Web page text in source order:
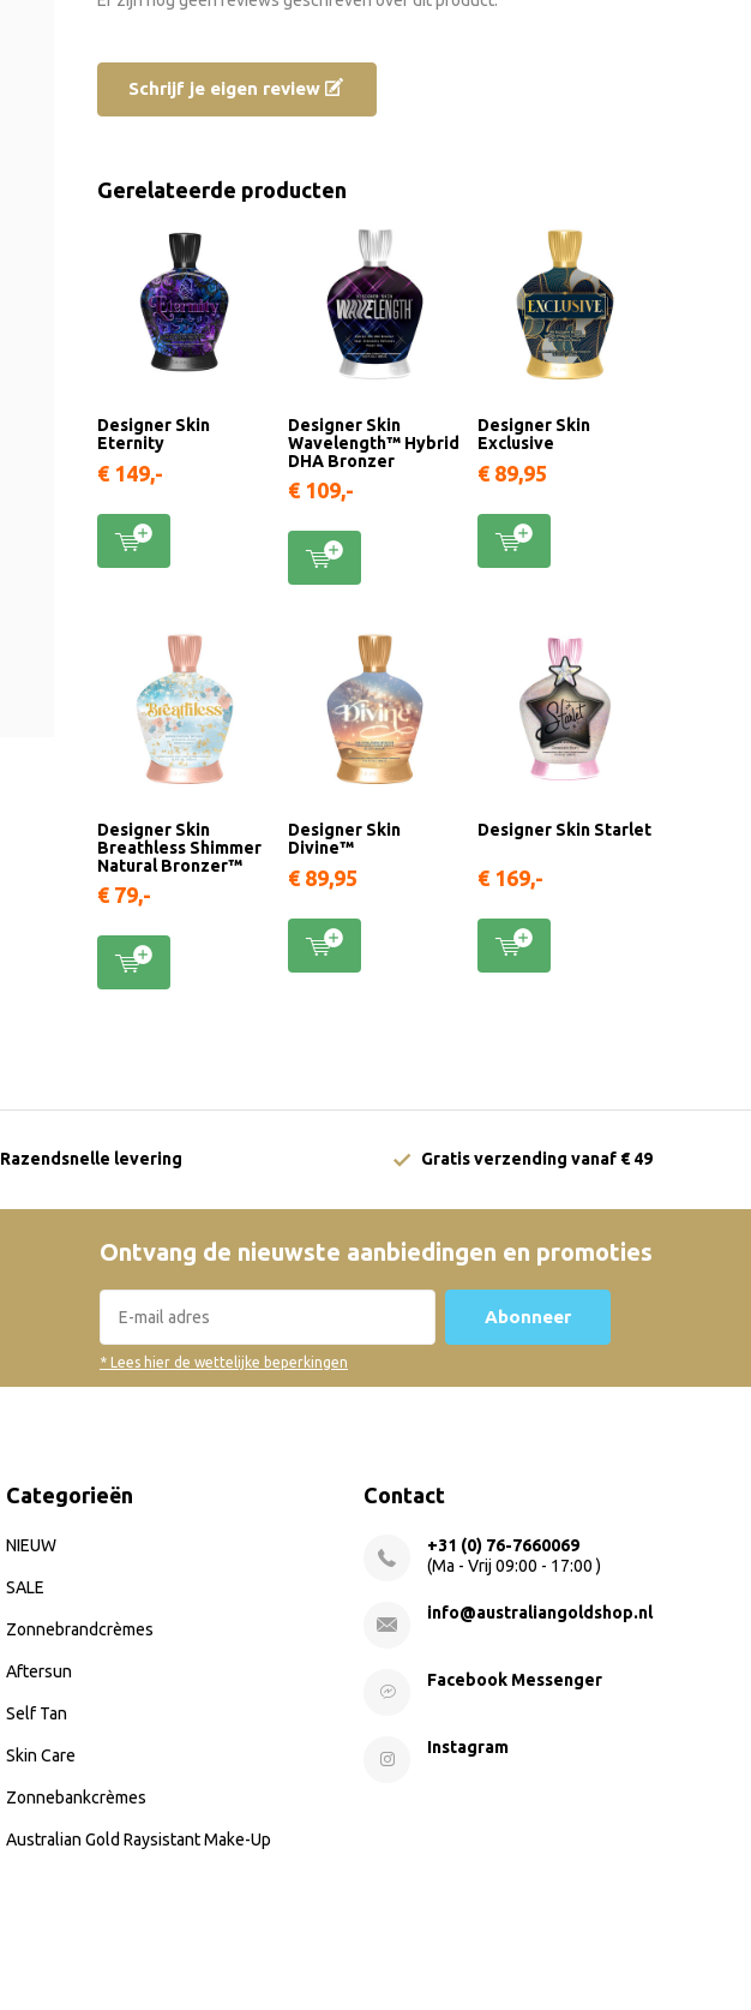
Schrijf je eigen review
Gerelateerde producten
Designer Skin
Eternity
€ 149,-
Designer Skin
Wavelength™ Hybrid
DHA Bronzer
€ 109,-
Designer Skin
Exclusive
€ 89,95
Designer Skin
Breathless Shimmer
Natural Bronzer™
€ 79,-
Designer Skin
Divine™
€ 89,95
Designer Skin Starlet
€ 169,-
Razendsnelle levering Gratis verzending vanaf € 49
Ontvang de nieuwste aanbiedingen en promoties
Abonneer
* Lees hier de wettelijke beperkingen
Categorieën
NIEUW
SALE
Zonnebrandcrèmes
Aftersun
Self Tan
Skin Care
Zonnebankcrèmes
Australian Gold Raysistant Make-Up
Contact
+31 (0) 76-7660069
(Ma - Vrij 09:00 - 17:00 )
info@australiangoldshop.nl
Facebook Messenger
Instagram